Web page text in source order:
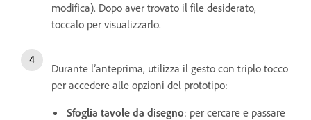
modifica). Dopo aver trovato il file desiderato,
toccalo per visualizzarlo.
Durante l’anteprima, utilizza il gesto con triplo tocco
per accedere alle opzioni del prototipo:
Sfoglia tavole da disegno: per cercare e passare